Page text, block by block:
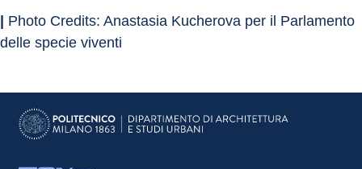
Photo Credits: Anastasia Kucherova per il Parlamento
delle specie viventi